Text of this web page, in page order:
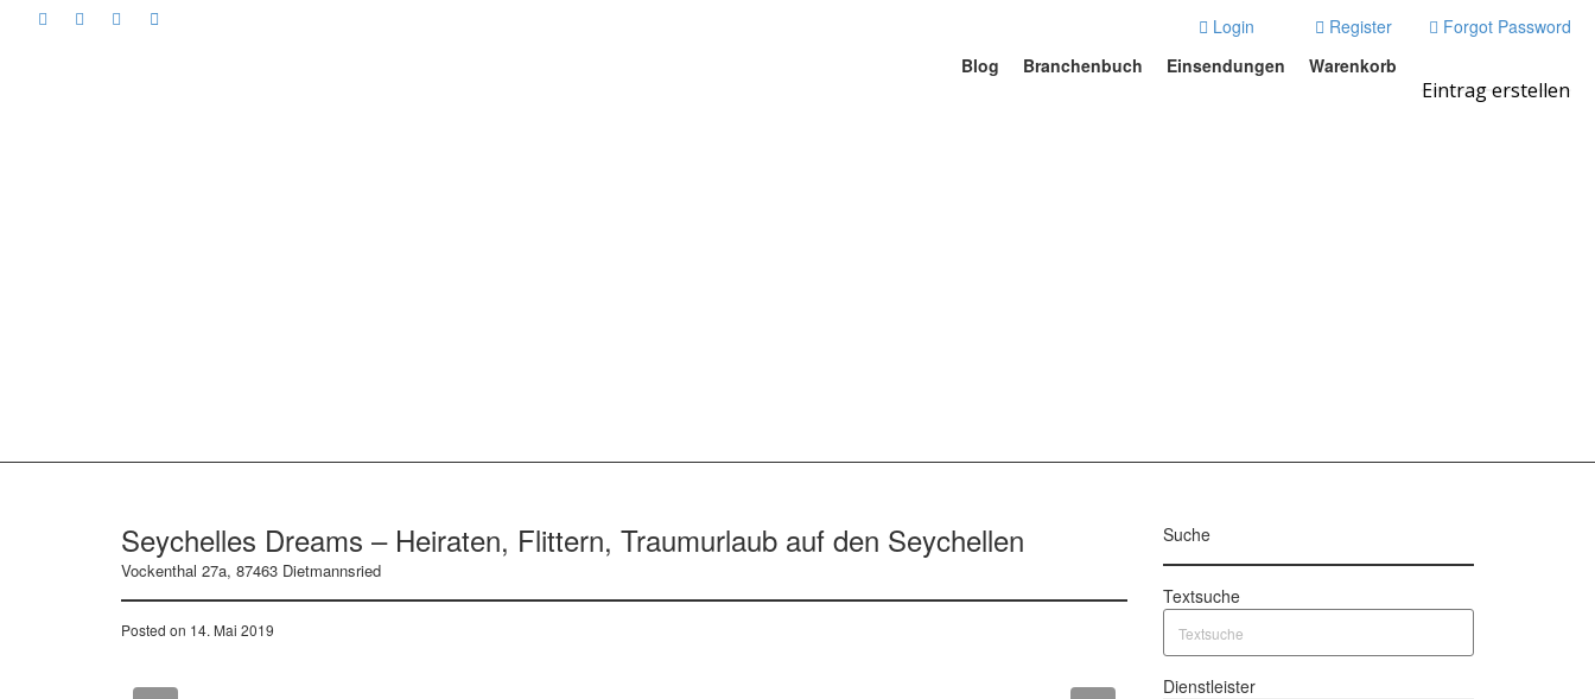
Login Register
Forgot Password
Blog
Branchenbuch Einsendungen Warenkorb
Eintrag erstellen
Seychelles Dreams – Heiraten, Flittern, Traumurlaub auf den Seychellen
Vockenthal 27a, 87463 Dietmannsried
Posted on 14. Mai 2019
Suche
Textsuche
Dienstleister